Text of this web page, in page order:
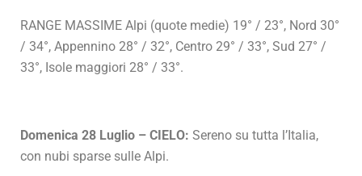
RANGE MASSIME Alpi (quote medie) 19° / 23°, Nord 30°
/ 34°, Appennino 28° / 32°, Centro 29° / 33°, Sud 27° /
33°, Isole maggiori 28° / 33°.
Domenica 28 Luglio – CIELO: Sereno su tutta l’Italia,
con nubi sparse sulle Alpi.